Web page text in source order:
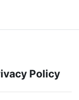
Policy